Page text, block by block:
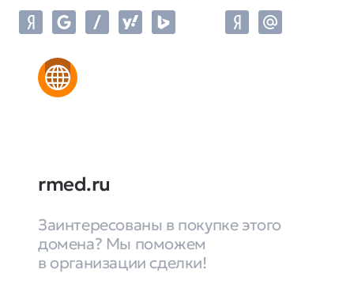
rmed.ru
Заинтересованы в покупке этого
домена? Мы поможем
в организации сделки!